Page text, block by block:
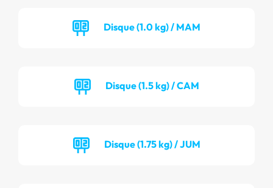
Disque (1.0 kg) / MAM
Disque (1.5 kg) / CAM
Disque (1.75 kg) / JUM